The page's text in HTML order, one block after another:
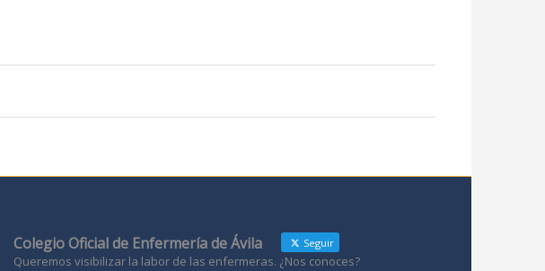
Colegio Oficial de Enfermería de Ávila Seguir
Queremos visibilizar la labor de las enfermeras. ¿Nos conoces?